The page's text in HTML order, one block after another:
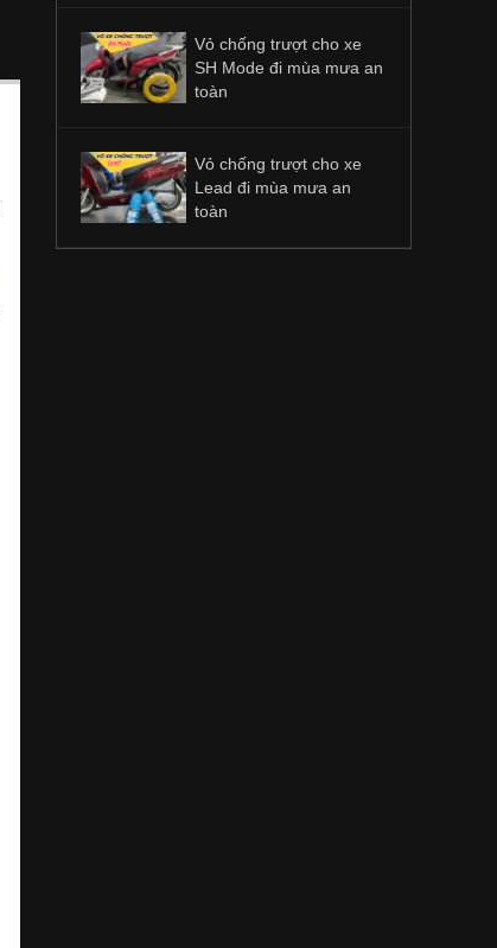
Vỏ chống trượt cho xe
SH Mode đi mùa mưa an
toàn
Vỏ chống trượt cho xe
Lead đi mùa mưa an
toàn